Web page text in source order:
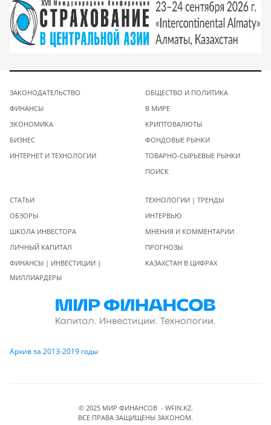
ЗАКОНОДАТЕЛЬСТВО
ФИНАНСЫ
ЭКОНОМИКА
БИЗНЕС
ИНТЕРНЕТ И ТЕХНОЛОГИИ
ОБЩЕСТВО И ПОЛИТИКА
В МИРЕ
КРИПТОВАЛЮТЫ
ФОНДОВЫЕ РЫНКИ
ТОВАРНО-СЫРЬЕВЫЕ РЫНКИ
ПОИСК
СТАТЬИ
ОБЗОРЫ
ШКОЛА ИНВЕСТОРА
ЛИЧНЫЙ КАПИТАЛ
ФИНАНСЫ | ИНВЕСТИЦИИ |
МИЛЛИАРДЕРЫ
ТЕХНОЛОГИИ | ТРЕНДЫ
ИНТЕРВЬЮ
МНЕНИЯ И КОММЕНТАРИИ
ПРОГНОЗЫ
КАЗАХСТАН В ЦИФРАХ
Архив за 2013-2019 годы
© 2025 МИР ФИНАНСОВ - WFIN.KZ.
ВСЕ ПРАВА ЗАЩИЩЕНЫ ЗАКОНОМ.